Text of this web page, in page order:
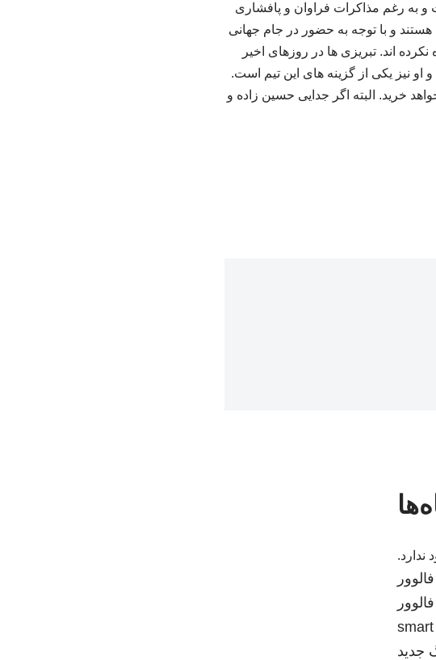
و به رغم مذاکرات فراوان و پافشاری
و با توجه به حضور در جام جهانی
اند. تبریزی ها در روزهای اخیر
او نیز یکی از گزینه های این تیم است.
حتما یک یا حتی ۲ مهاجم دانه درشت خواهد خرید. البته اگر جدایی حسین زاده و
ندارد.
جدید